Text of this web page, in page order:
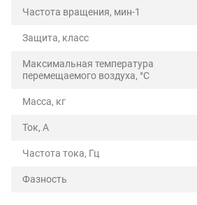
Частота вращения, мин-1
Защита, класс
Максимальная температура
перемещаемого воздуха, °C
Масса, кг
Ток, А
Частота тока, Гц
Фазность